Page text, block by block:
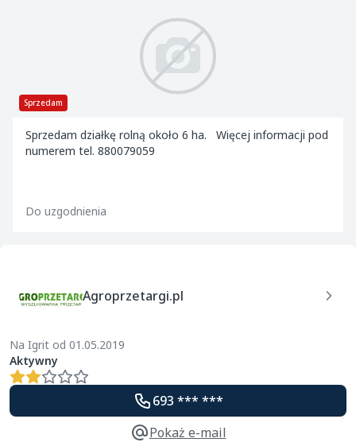
Sprzedam
Sprzedam działkę rolną około 6 ha. Więcej informacji pod
numerem tel. 880079059
Do uzgodnienia
Agroprzetargi.pl
Na Igrit od 01.05.2019
Aktywny
693 *** ***
Pokaż e-mail